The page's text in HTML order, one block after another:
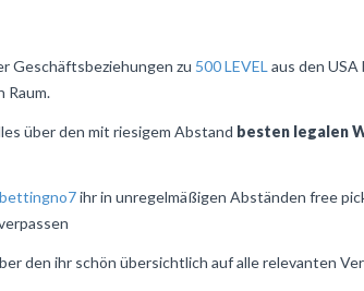
Geschäftsbeziehungen zu 500 LEVEL aus den
Raum.
über den mit riesigem Abstand besten legalen
ihr in unregelmäßigen Abständen free
den ihr schön übersichtlich auf alle relevanten